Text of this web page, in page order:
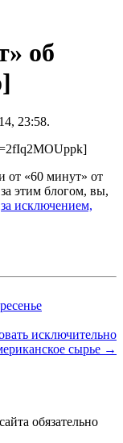
об
23:58.
от «60 минут» от
этим блогом, вы,
за исключением,
исключительно
сырье →
обязательно